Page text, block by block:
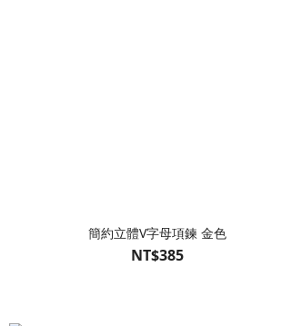
簡約立體V字母項鍊 金色
NT$385